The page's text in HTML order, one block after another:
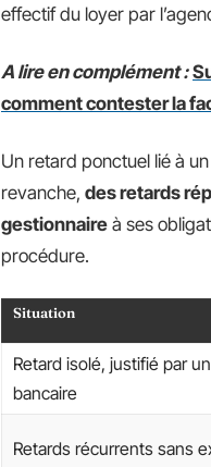
effectif du loyer par
A lire en complément :
comment contester la
Un retard ponctuel lié à
revanche, des retards
gestionnaire à ses
procédure.
Situation
Retard isolé, justifié par
bancaire
Retards récurrents sans